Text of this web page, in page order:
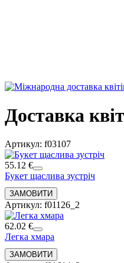
Доставка
Артикул: f03107
55.12 €
Букет щаслива зустріч
Артикул: f01126_2
62.02 €
Легка хмара